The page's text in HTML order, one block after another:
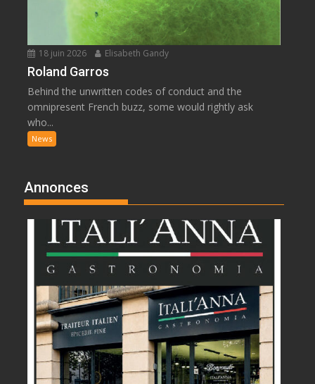
18 juin 2026 Elisabeth Gandy
Roland Garros
Behind the unwritten codes of conduct and the
omnipresent French buzz, some would rightly ask
who...
News
Annonces